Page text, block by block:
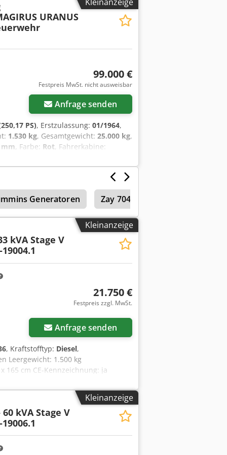
URANUS
99.000 €
Festpreis MwSt. nicht ausweisbar
Anfrage senden
PS), Erstzulassung: 01/1964,
1.530 kg, Gesamtgewicht: 25.000 kg,
mm, Farbe: Rot, Fahrerkabine:
Bovenden, Doppelsitzbank,
Aufbau: Kranwagen Typ F Uranus
ein Lkw-Modell des deutschen
luftgekühlten V12-Motor von
produzierte Lkw seiner Zeit. Das
Markt und diente als Fahrgestell für
Daneben existierten Varianten als
diesem Fahrzeug handelt es sich um
erhaltenen Orginalzustand ist
ist. Zu dem Fahrzeug gehört die
Das Fahrzeug wurde für
EUR! Länge 8200 mm, Breite
Fahrzeug stammt von der
OHNE GEWÄHR,
R Hoqwef - .
Generatoren Zay 7045 Fg
Kleinanzeige
kVA Stage V
21.750 €
Festpreis zzgl. MwSt.
Anfrage senden
, Kraftstofftyp: Diesel,
Leergewicht: 1.500 kg
165 cm CE-Kennzeichnung: ja
150 l Wenden Sie sich
und Zubehör = - Battery -
Kleinanzeige
60 kVA Stage V